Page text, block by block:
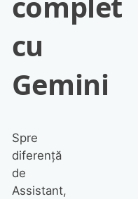
cu
Gemini
Spre
diferență
de
Assistant,